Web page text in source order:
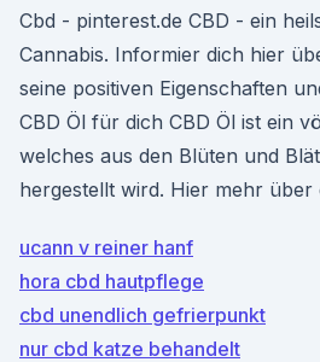
Cbd - pinterest.de CBD - ein
Cannabis. Informier dich hier
seine positiven Eigenschaften
CBD Öl für dich CBD Öl ist ein
welches aus den Blüten und
hergestellt wird. Hier mehr über
ucann v reiner hanf
hora cbd hautpflege
cbd unendlich gefrierpunkt
nur cbd katze behandelt